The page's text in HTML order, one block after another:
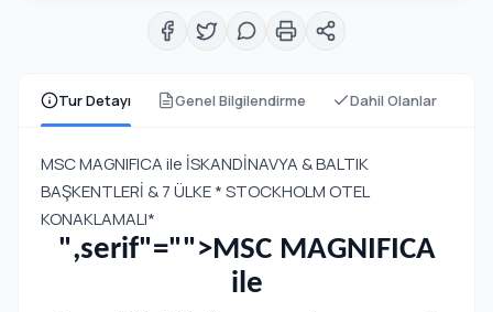
Tur Detayı Genel Bilgilendirme Dahil Olanlar
MSC MAGNIFICA ile İSKANDİNAVYA & BALTIK
BAŞKENTLERİ & 7 ÜLKE * STOCKHOLM OTEL
KONAKLAMALI*
",serif"="">MSC MAGNIFICA
ile